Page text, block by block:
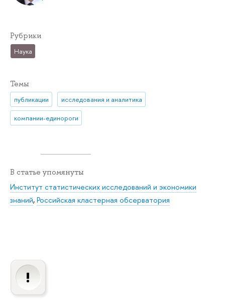
Рубрики
Наука
Темы
публикации исследования и аналитика
компании-единороги
В статье упомянуты
Институт статистических исследований и экономики
знаний,Российская кластерная обсерватория